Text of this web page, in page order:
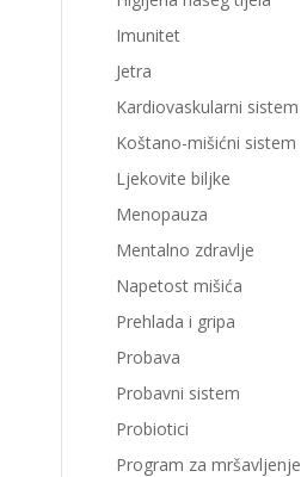
Imunitet
Jetra
Kardiovaskularni sistem
Koštano-mišićni sistem
Ljekovite biljke
Menopauza
Mentalno zdravlje
Napetost mišića
Prehlada i gripa
Probava
Probavni sistem
Probiotici
Program za mršavljenje